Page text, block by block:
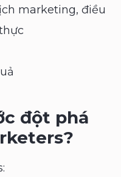
marketing, điều
đột phá